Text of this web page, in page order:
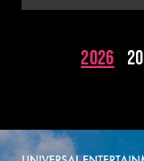
2026